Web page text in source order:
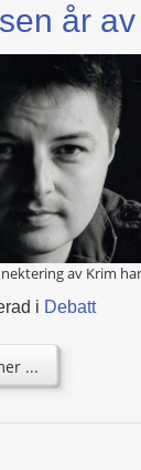
år
av Krim
i Debatt
...